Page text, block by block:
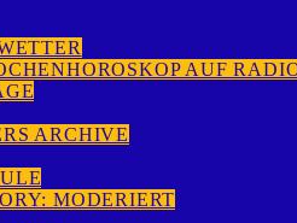
AUF
ARCHIVE
MODERIERT